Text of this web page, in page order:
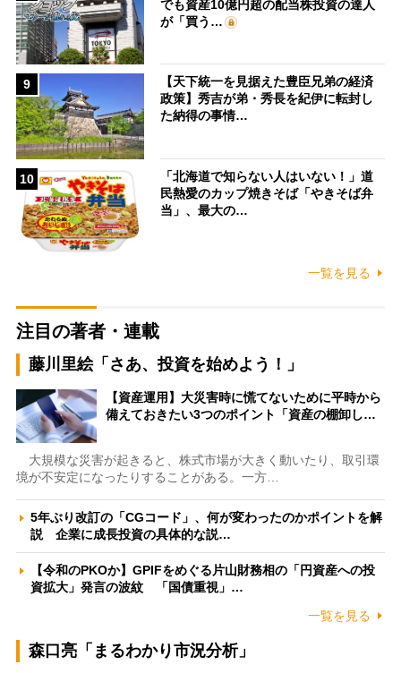
でも資産10億円超の配当株投資の達人
が「買う…
9
【天下統一を見据えた豊臣兄弟の経済
政策】秀吉が弟・秀長を紀伊に転封し
た納得の事情…
10
「北海道で知らない人はいない！」道
民熱愛のカップ焼きそば「やきそば弁
当」、最大の…
一覧を見る
注目の著者・連載
藤川里絵「さあ、投資を始めよう！」
【資産運用】大災害時に慌てないために平時から
備えておきたい3つのポイント「資産の棚卸し…
大規模な災害が起きると、株式市場が大きく動いたり、取引環
境が不安定になったりすることがある。一方…
5年ぶり改訂の「CGコード」、何が変わったのかポイントを解
説 企業に成長投資の具体的な説…
【令和のPKOか】GPIFをめぐる片山財務相の「円資産への投
資拡大」発言の波紋 「国債重視」…
一覧を見る
森口亮「まるわかり市況分析」